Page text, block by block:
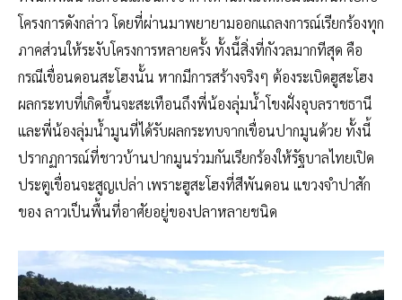
โครงการดังกล่าว โดยที่ผ่านมาพยายามออกแถลงการณ์เรียกร้องทุก
ภาคส่วนให้ระงับโครงการหลายครั้ง ทั้งนี้สิ่งที่กังวลมากทีสุด คือ
กรณีเขื่อนดอนสะโฮงนั้น หากมีการสร้างจริงๆ ต้องระเบิดฮูสะโฮง
ผลกระทบที่เกิดขึ้นจะสะเทือนถึงพี่น้องลุ่มน้ำโขงฝั่งอุบลราชธานี
และพี่น้องลุ่มน้ำมูนที่ได้รับผลกระทบจากเขื่อนปากมูนด้วย ทั้งนี้
ปรากฏการณ์ที่ชาวบ้านปากมูนร่วมกันเรียกร้องให้รัฐบาลไทยเปิด
ประตูเขื่อนจะสูญเปล่า เพราะฮูสะโฮงที่สีพันดอน แขวงจำปาสัก
ของ ลาวเป็นพื้นที่อาศัยอยู่ของปลาหลายชนิด